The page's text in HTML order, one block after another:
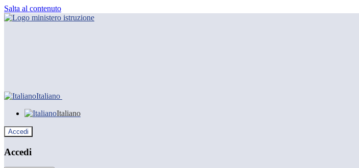
Salta al contenuto
Italiano
Italiano
Accedi
Accedi